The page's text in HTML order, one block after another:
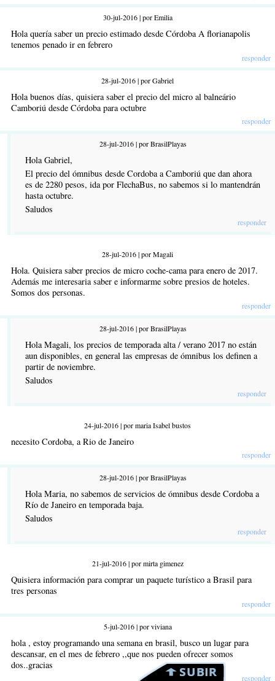
30-jul-2016 | por Emilia
Hola quería saber un precio estimado desde Córdoba A florianapolis
tenemos penado ir en febrero
responder
28-jul-2016 | por Gabriel
Hola buenos días, quisiera saber el precio del micro al balneário
Camboriú desde Córdoba para octubre
responder
28-jul-2016 | por BrasilPlayas
Hola Gabriel,
El precio del ómnibus desde Cordoba a Camboriú que dan ahora
es de 2280 pesos, ida por FlechaBus, no sabemos si lo mantendrán
hasta octubre.
Saludos
responder
28-jul-2016 | por Magali
Hola. Quisiera saber precios de micro coche-cama para enero de 2017.
Además me interesaria saber e informarme sobre presios de hoteles.
Somos dos personas.
responder
28-jul-2016 | por BrasilPlayas
Hola Magali, los precios de temporada alta / verano 2017 no están
aun disponibles, en general las empresas de ómnibus los definen a
partir de noviembre.
Saludos
responder
24-jul-2016 | por maria Isabel bustos
necesito Cordoba, a Rio de Janeiro
responder
28-jul-2016 | por BrasilPlayas
Hola Maria, no sabemos de servicios de ómnibus desde Cordoba a
Río de Janeiro en temporada baja.
Saludos
responder
21-jul-2016 | por mirta gimenez
Quisiera información para comprar un paquete turístico a Brasil para
tres personas
responder
5-jul-2016 | por viviana
hola , estoy programando una semana en brasil, busco un lugar para
descansar, en el mes de febrero ,,que nos pueden ofrecer somos
dos..gracias
responder